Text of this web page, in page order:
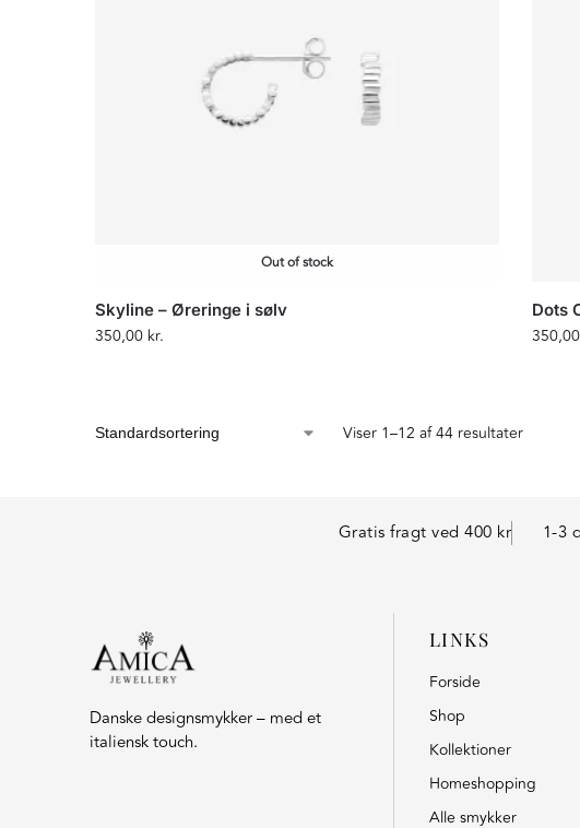
Out of stock
Skyline – Øreringe i sølv
350,00 kr.
Dots
350,00
Viser 1–12 af 44 resultater
Gratis fragt ved 400 kr 1-3
Danske designsmykker – med et
italiensk touch.
LINKS
Forside
Shop
Kollektioner
Homeshopping
Alle smykker